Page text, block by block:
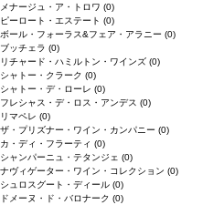
メナージュ・ア・トロワ (0)
ピーロート・エステート (0)
ボール・フォーラス&フェア・アラニー (0)
ブッチェラ (0)
リチャード・ハミルトン・ワインズ (0)
シャトー・クラーク (0)
シャトー・デ・ローレ (0)
フレシャス・デ・ロス・アンデス (0)
リマペレ (0)
ザ・プリズナー・ワイン・カンパニー (0)
カ・ディ・フラーティ (0)
シャンパーニュ・テタンジェ (0)
ナヴィゲーター・ワイン・コレクション (0)
シュロスグート・ディール (0)
ドメーヌ・ド・バロナーク (0)